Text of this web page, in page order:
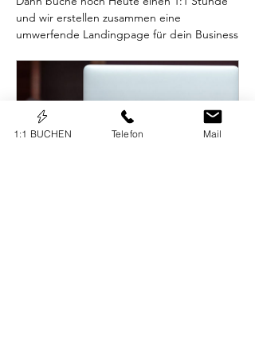
und wir erstellen zusammen eine
umwerfende Landingpage für dein Business
1:1 BUCHEN Telefon Mail